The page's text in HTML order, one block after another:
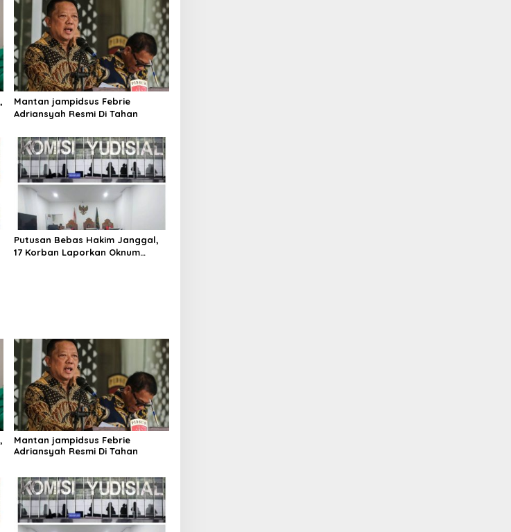
Mantan jampidsus Febrie
Adriansyah Resmi Di Tahan
Putusan Bebas Hakim Janggal,
17 Korban Laporkan Oknum
Mantan jampidsus Febrie
Adriansyah Resmi Di Tahan